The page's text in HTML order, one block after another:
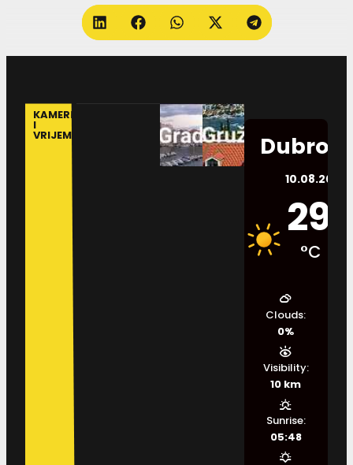
KAMERE
I
VRIJEME
10.08.2026.
29
°C
Clouds:
0%
Visibility:
10 km
Sunrise:
05:48